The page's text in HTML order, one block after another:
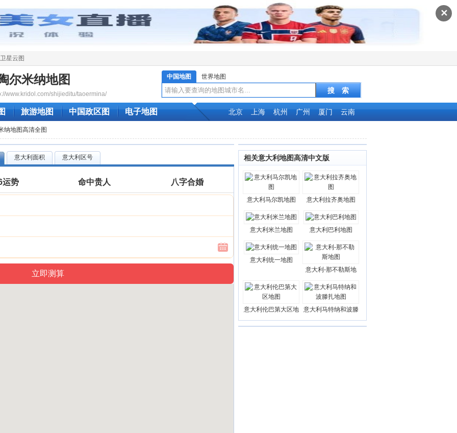
✕
星云图
尔米纳地图
www.kridol.com/shijieditu/taoermina/
中国地图 世界地图
旅游地图 中国政区图 电子地图 北京 上海 杭州 广州 厦门 云南
纳地图高清全图
意大利面积 意大利区号
运势 命中贵人 八字合婚
相关意大利地图高清中文版
意大利马尔凯地图 意大利拉齐奥地图
意大利米兰地图 意大利巴利地图
意大利统一地图
意大利-那不勒斯地
意大利伦巴第大区地 意大利马特纳和波滕